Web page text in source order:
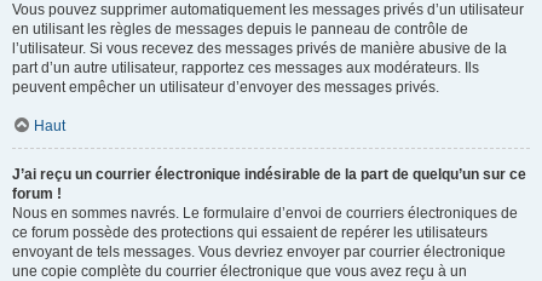
Vous pouvez supprimer automatiquement les messages privés d’un utilisateur
en utilisant les règles de messages depuis le panneau de contrôle de
l’utilisateur. Si vous recevez des messages privés de manière abusive de la
part d’un autre utilisateur, rapportez ces messages aux modérateurs. Ils
peuvent empêcher un utilisateur d’envoyer des messages privés.
Haut
J’ai reçu un courrier électronique indésirable de la part de quelqu’un sur ce
forum !
Nous en sommes navrés. Le formulaire d’envoi de courriers électroniques de
ce forum possède des protections qui essaient de repérer les utilisateurs
envoyant de tels messages. Vous devriez envoyer par courrier électronique
une copie complète du courrier électronique que vous avez reçu à un